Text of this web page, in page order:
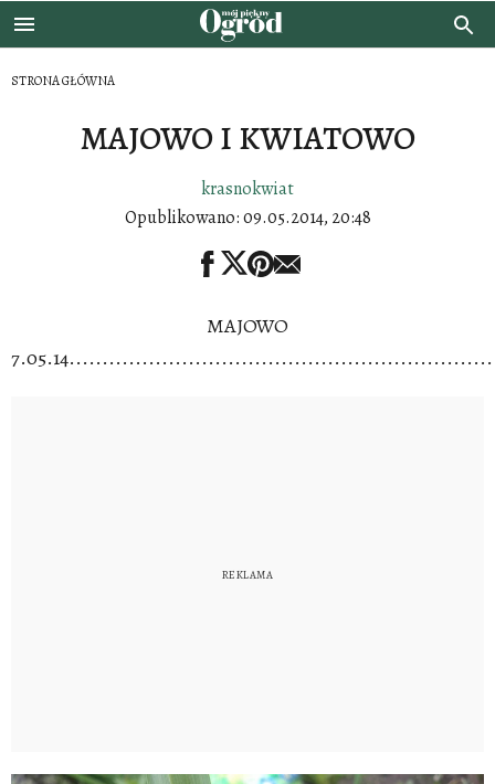
STRONA GŁÓWNA
MAJOWO I KWIATOWO
krasnokwiat
Opublikowano:09.05.2014, 20:48
MAJOWO